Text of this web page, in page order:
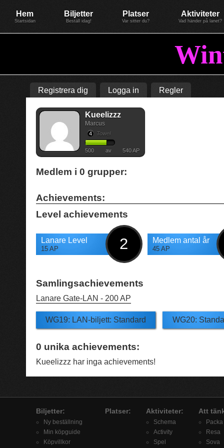
Hem
Startsidan
Biljetter
Beställ idag!
Platser
Var sitter du?
Aktiviteter
Vad händer på lanet?
Registrera dig Logga in Regler
Kueelizzz
Marcus
4 Towel
500 av 540 AP
Medlem i 0 grupper:
Achievements:
Level achievements
Lanare Level
15 AP 2 Medlem antal år
45 AP
Samlingsachievements
Lanare Gate-LAN - 200 AP
WG19: LAN-biljett: Standard WG20:
0 unika achievements:
Kueelizzz har inga achievements!
Biljetter:
Ny beställning
Min köpguide
Köpvillkor
Platser: Aktiviteter:
Schema
Activity
Spel
Att
Packa
Resa
Sova